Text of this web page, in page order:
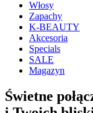
Włosy
Zapachy
K-BEAUTY
Akcesoria
Specials
SALE
Magazyn
Świetne